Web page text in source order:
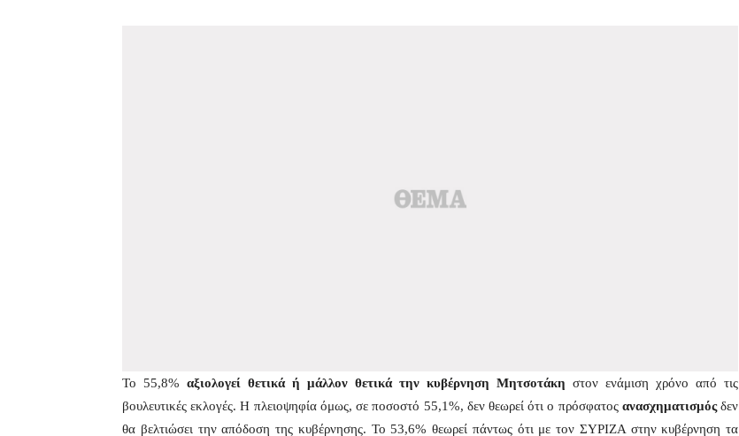
Το 55,8% αξιολογεί θετικά ή μάλλον θετικά την κυβέρνηση Μητσοτάκη στον ενάμιση χρόνο από τις
βουλευτικές εκλογές. Η πλειοψηφία όμως, σε ποσοστό 55,1%, δεν θεωρεί ότι ο πρόσφατος ανασχηματισμόςδεν
θα βελτιώσει την απόδοση της κυβέρνησης. Το 53,6% θεωρεί πάντως ότι με τον ΣΥΡΙΖΑ στην κυβέρνηση τα